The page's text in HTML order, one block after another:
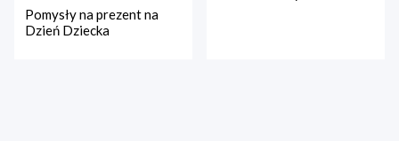
Pomysły na prezent na
Dzień Dziecka